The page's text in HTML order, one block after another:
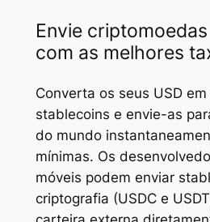
Envie
com as melhores
Converta os seus USD
stablecoins e envie-as
do mundo
mínimas. Os
móveis podem enviar
criptografia (USDC e